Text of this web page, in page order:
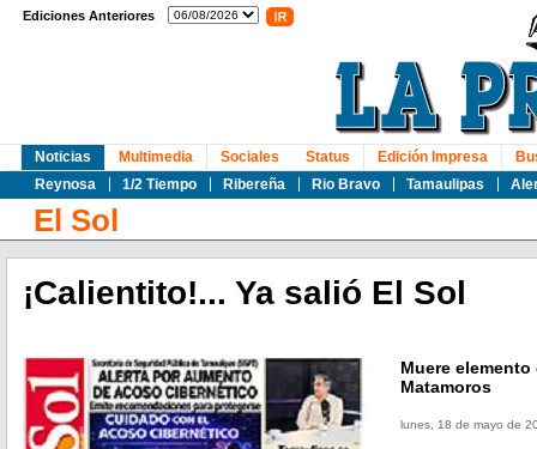
Ediciones Anteriores
Noticias
Reynosa
1/2 Tiempo Ribereña Rio Bravo Tamaulipas
Multimedia Sociales Status Edición Impresa
El Sol
¡Calientito!... Ya salió El Sol
Muere
Matamoros
lunes, 18 de mayo de